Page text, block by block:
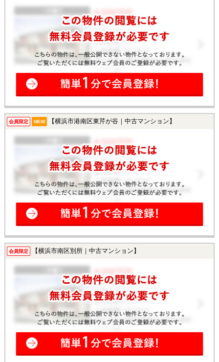
会員限定 NEW 【横浜市港南区東芹が谷｜中古マンション】
会員限定 【横浜市南区別所｜中古マンション】